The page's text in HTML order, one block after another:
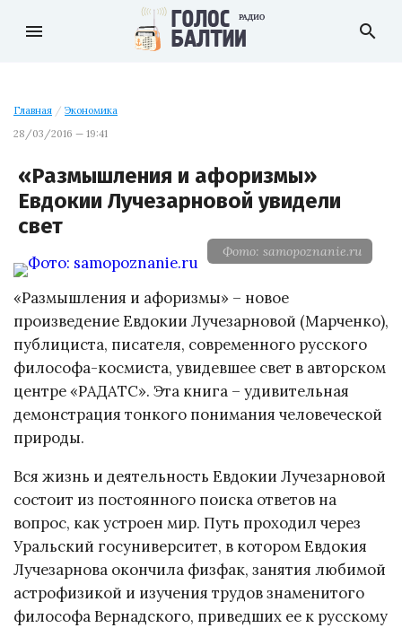
menu search
Главная / Экономика
28/03/2016 — 19:41
«Размышления и афоризмы»
Евдокии Лучезарновой увидели
свет
Фото: samopoznanie.ru
«Размышления и афоризмы» – новое
произведение Евдокии Лучезарновой (Марченко),
публициста, писателя, современного русского
философа-космиста, увидевшее свет в авторском
центре «РАДАТС». Эта книга – удивительная
демонстрация тонкого понимания человеческой
природы.
Вся жизнь и деятельность Евдокии Лучезарновой
состоит из постоянного поиска ответов на
вопрос, как устроен мир. Путь проходил через
Уральский госуниверситет, в котором Евдокия
Лучезарнова окончила физфак, занятия любимой
астрофизикой и изучения трудов знаменитого
философа Вернадского, приведших ее к русскому